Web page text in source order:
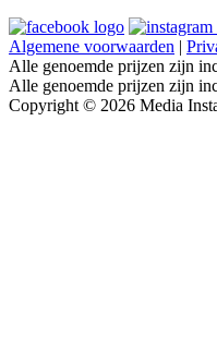
Algemene voorwaarden |
Alle genoemde prijzen zijn
Alle genoemde prijzen zijn
Copyright © 2026 Media